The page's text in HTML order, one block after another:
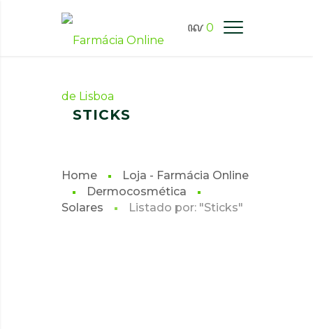
0
FARMÁCIA ONLINE LISBOA
STICKS
Home
Loja - Farmácia Online
Dermocosmética
Solares
Listado por: "Sticks"